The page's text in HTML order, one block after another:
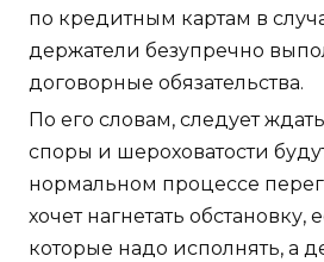
по кредитным картам в
держатели безупречно
договорные обязательства.
По его словам, следует
споры и шероховатости
нормальном процессе
хочет нагнетать обстановку,
которые надо исполнять, а